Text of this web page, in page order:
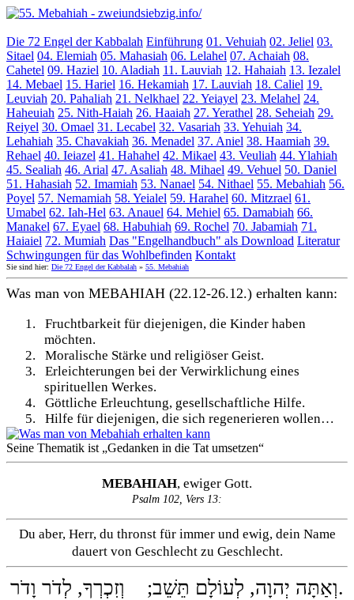
Die 72 Engel der Kabbalah Einführung 01. Vehuiah 02. Jeliel 03.
Sitael 04. Elemiah 05. Mahasiah 06. Lelahel 07. Achaiah 08.
Cahetel 09. Haziel 10. Aladiah 11. Lauviah 12. Hahaiah 13. Iezalel
14. Mebael 15. Hariel 16. Hekamiah 17. Lauviah 18. Caliel 19.
Leuviah 20. Pahaliah 21. Nelkhael 22. Yeiayel 23. Melahel 24.
Haheuiah 25. Nith-Haiah 26. Haaiah 27. Yerathel 28. Seheiah 29.
Reiyel 30. Omael 31. Lecabel 32. Vasariah 33. Yehuiah 34.
Lehahiah 35. Chavakiah 36. Menadel 37. Aniel 38. Haamiah 39.
Rehael 40. Ieiazel 41. Hahahel 42. Mikael 43. Veuliah 44. Ylahiah
45. Sealiah 46. Arial 47. Asaliah 48. Mihael 49. Vehuel 50. Daniel
51. Hahasiah 52. Imamiah 53. Nanael 54. Nithael 55. Mebahiah 56.
Poyel 57. Nemamiah 58. Yeialel 59. Harahel 60. Mitzrael 61.
Umabel 62. Iah-Hel 63. Anauel 64. Mehiel 65. Damabiah 66.
Manakel 67. Eyael 68. Habuhiah 69. Rochel 70. Jabamiah 71.
Haiaiel 72. Mumiah Das "Engelhandbuch" als Download Literatur
Schwingungen für das Wohlbefinden Kontakt
Sie sind hier: Die 72 Engel der Kabbalah » 55. Mebahiah
Was man von MEBAHIAH (22.12-26.12.) erhalten kann:
1.
Fruchtbarkeit für diejenigen, die Kinder haben
möchten.
2.
Moralische Stärke und religiöser Geist.
3.
Erleichterungen bei der Verwirklichung eines
spirituellen Werkes.
4.
Göttliche Erleuchtung, gesellschaftliche Hilfe.
5.
Hilfe für diejenigen, die sich regenerieren wollen…
Seine Thematik ist „Gedanken in die Tat umsetzen“
MEBAHIAH, ewiger Gott.
Psalm 102, Vers 13:
Du aber, Herr, du thronst für immer und ewig, dein Name
dauert von Geschlecht zu Geschlecht.
וְאַתָּה יְהוָה, לְעוֹלָם תֵּשֵׁב; וְזִכְרְךָ, לְדֹר וָדֹר.